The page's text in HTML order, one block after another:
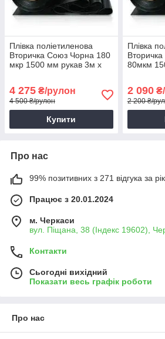
Плівка поліетиленова
Вторичка Союз Чорна 180
мкр 1500 мм рукав 3м х
плівка для дачі
4 275 ₴/рулон
4 500 ₴/рулон
Купити
Плівка
80мкм
2 090₴/
2 200 ₴/
Про нас
99% позитивних з 271 відгука за рік
Працює з 20.01.2024
м. Черкаси
вул. Піщана, 38 (Індекс 19602),
Контакти
Сьогодні вихідний
Показати весь графік роботи
Про нас